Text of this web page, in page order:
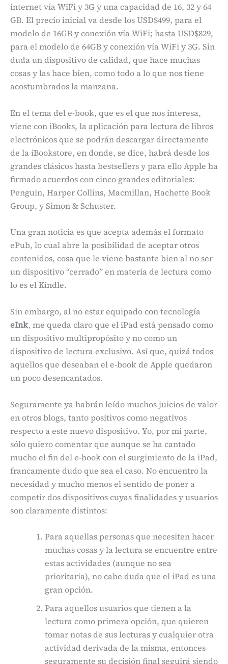
internet vía WiFi y 3G y una capacidad de 16, 32 y 64
GB. El precio inicial va desde los USD$499, para el
modelo de 16GB y conexión vía WiFi; hasta USD$829,
para el modelo de 64GB y conexión vía WiFi y 3G. Sin
duda un dispositivo de calidad, que hace muchas
cosas y las hace bien, como todo a lo que nos tiene
acostumbrados la manzana.
En el tema del e-book, que es el que nos interesa,
viene con iBooks, la aplicación para lectura de libros
electrónicos que se podrán descargar directamente
de la iBookstore, en donde, se dice, habrá desde los
grandes clásicos hasta bestsellers y para ello Apple ha
firmado acuerdos con cinco grandes editoriales:
Penguin, Harper Collins, Macmillan, Hachette Book
Group, y Simon & Schuster.
Una gran noticia es que acepta además el formato
ePub, lo cual abre la posibilidad de aceptar otros
contenidos, cosa que le viene bastante bien al no ser
un dispositivo “cerrado” en materia de lectura como
lo es el Kindle.
Sin embargo, al no estar equipado con tecnología
eInk, me queda claro que el iPad está pensado como
un dispositivo multipropósito y no como un
dispositivo de lectura exclusivo. Así que, quizá todos
aquellos que deseaban el e-book de Apple quedaron
un poco desencantados.
Seguramente ya habrán leído muchos juicios de valor
en otros blogs, tanto positivos como negativos
respecto a este nuevo dispositivo. Yo, por mi parte,
sólo quiero comentar que aunque se ha cantado
mucho el fin del e-book con el surgimiento de la iPad,
francamente dudo que sea el caso. No encuentro la
necesidad y mucho menos el sentido de poner a
competir dos dispositivos cuyas finalidades y usuarios
son claramente distintos:
Para aquellas personas que necesiten hacer
muchas cosas y la lectura se encuentre entre
estas actividades (aunque no sea
prioritaria), no cabe duda que el iPad es una
gran opción.
Para aquellos usuarios que tienen a la
lectura como primera opción, que quieren
tomar notas de sus lecturas y cualquier otra
actividad derivada de la misma, entonces
seguramente su decisión final seguirá siendo